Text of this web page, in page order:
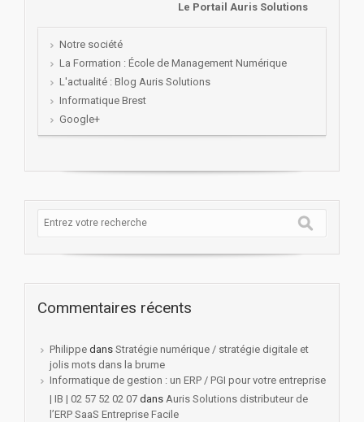
Le Portail Auris Solutions
Notre société
La Formation : École de Management Numérique
L'actualité : Blog Auris Solutions
Informatique Brest
Google+
Commentaires récents
Philippe dans Stratégie numérique / stratégie digitale et
jolis mots dans la brume
Informatique de gestion : un ERP / PGI pour votre entreprise
| IB | 02 57 52 02 07 dans Auris Solutions distributeur de
l’ERP SaaS Entreprise Facile